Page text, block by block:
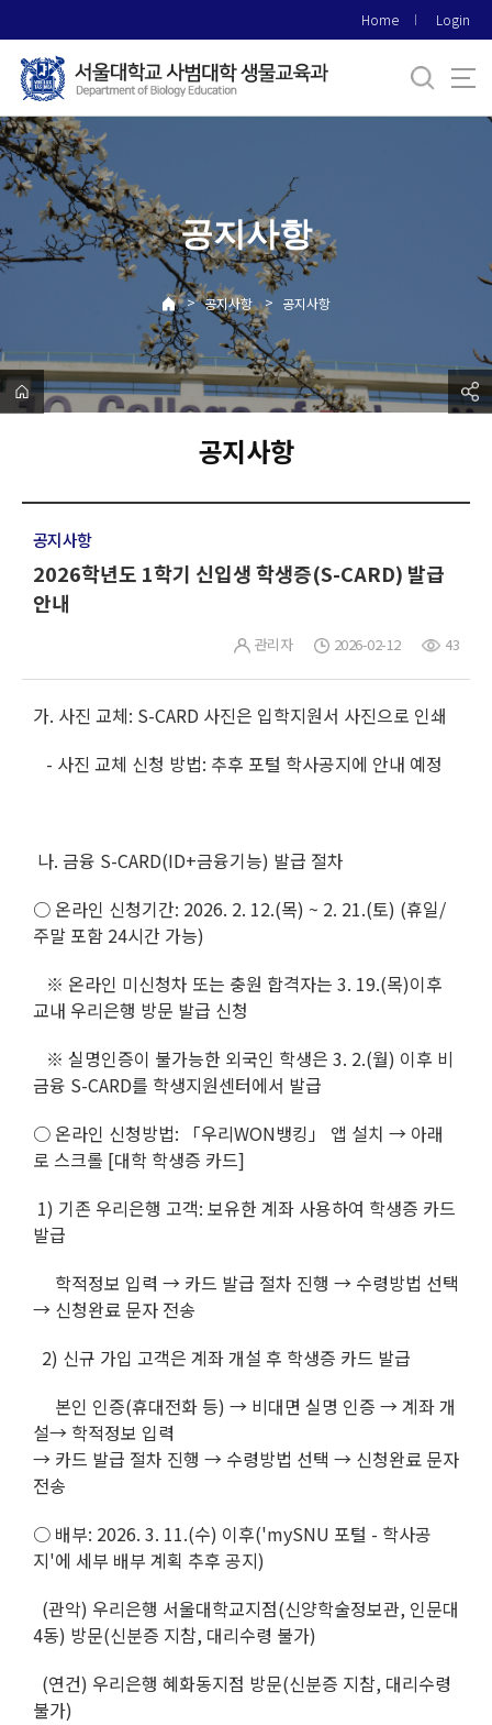
로
메
뉴
Home Login
공지사항
> 공지사항 > 공지사항
공지사항
공지사항
2026학년도 1학기 신입생 학생증(S-CARD) 발급
안내
관리자 2026-02-12 43
가. 사진 교체: S-CARD 사진은 입학지원서 사진으로 인쇄
- 사진 교체 신청 방법: 추후 포털 학사공지에 안내 예정
나. 금융 S-CARD(ID+금융기능) 발급 절차
○ 온라인 신청기간: 2026. 2. 12.(목) ~ 2. 21.(토) (휴일/
주말 포함 24시간 가능)
※ 온라인 미신청차 또는 충원 합격자는 3. 19.(목)이후
교내 우리은행 방문 발급 신청
※ 실명인증이 불가능한 외국인 학생은 3. 2.(월) 이후 비
금융 S-CARD를 학생지원센터에서 발급
○ 온라인 신청방법: 「우리WON뱅킹」 앱 설치 → 아래
로 스크롤 [대학 학생증 카드]
1) 기존 우리은행 고객: 보유한 계좌 사용하여 학생증 카드
발급
학적정보 입력 → 카드 발급 절차 진행 → 수령방법 선택
→ 신청완료 문자 전송
2) 신규 가입 고객은 계좌 개설 후 학생증 카드 발급
본인 인증(휴대전화 등) → 비대면 실명 인증 → 계좌 개
설→ 학적정보 입력
→ 카드 발급 절차 진행 → 수령방법 선택 → 신청완료 문자
전송
○ 배부: 2026. 3. 11.(수) 이후('mySNU 포털 - 학사공
지'에 세부 배부 계획 추후 공지)
(관악) 우리은행 서울대학교지점(신양학술정보관, 인문대
4동) 방문(신분증 지참, 대리수령 불가)
(연건) 우리은행 혜화동지점 방문(신분증 지참, 대리수령
불가)